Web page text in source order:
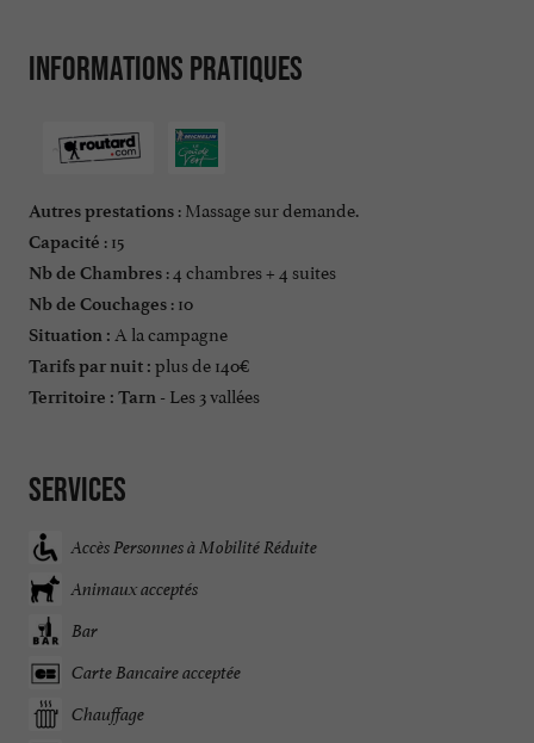
Informations pratiques
Autres prestations : Massage sur demande.
Capacité : 15
Nb de Chambres : 4 chambres + 4 suites
Nb de Couchages : 10
Situation : A la campagne
Tarifs par nuit : plus de 140€
Territoire : Tarn - Les 3 vallées
Services
Accès Personnes à Mobilité Réduite
Animaux acceptés
Bar
Carte Bancaire acceptée
Chauffage